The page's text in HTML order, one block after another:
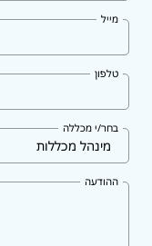
מייל
טלפון
בחר/י מכללה
ההודעה